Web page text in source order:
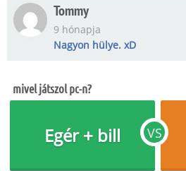
Tommy
9 hónapja
Nagyon hülye. xD
mivel játszol pc-n?
VS
Egér + bill